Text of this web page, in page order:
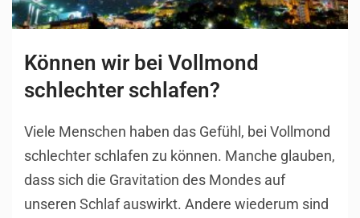
Können wir bei Vollmond
schlechter schlafen?
Viele Menschen haben das Gefühl, bei Vollmond
schlechter schlafen zu können. Manche glauben,
dass sich die Gravitation des Mondes auf
unseren Schlaf auswirkt. Andere wiederum sind